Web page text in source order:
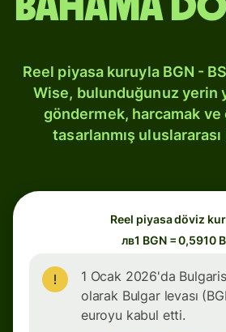
Bahama
Reel piyasa kuruyla BGN -
Wise, bulunduğunuz yerin
göndermek, harcamak
tasarlanmış uluslararası
Reel piyasa döviz
лв1 BGN = 0,5910
1 Ocak 2026'da
olarak Bulgar levası
euroyu kabul etti.